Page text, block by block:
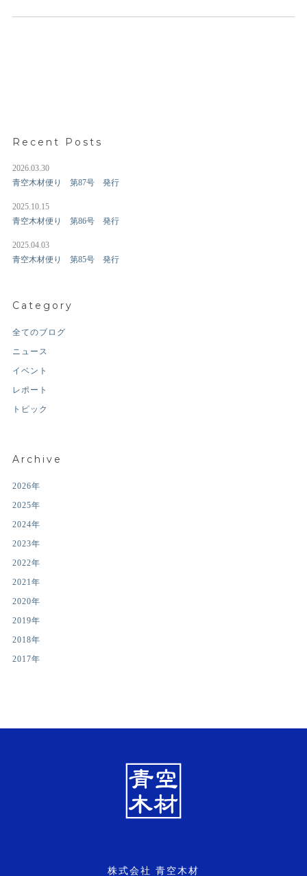
Recent Posts
2026.03.30
青空木材便り 第87号 発行
2025.10.15
青空木材便り 第86号 発行
2025.04.03
青空木材便り 第85号 発行
Category
全てのブログ
ニュース
イベント
レポート
トピック
Archive
2026年
2025年
2024年
2023年
2022年
2021年
2020年
2019年
2018年
2017年
株式会社 青空木材